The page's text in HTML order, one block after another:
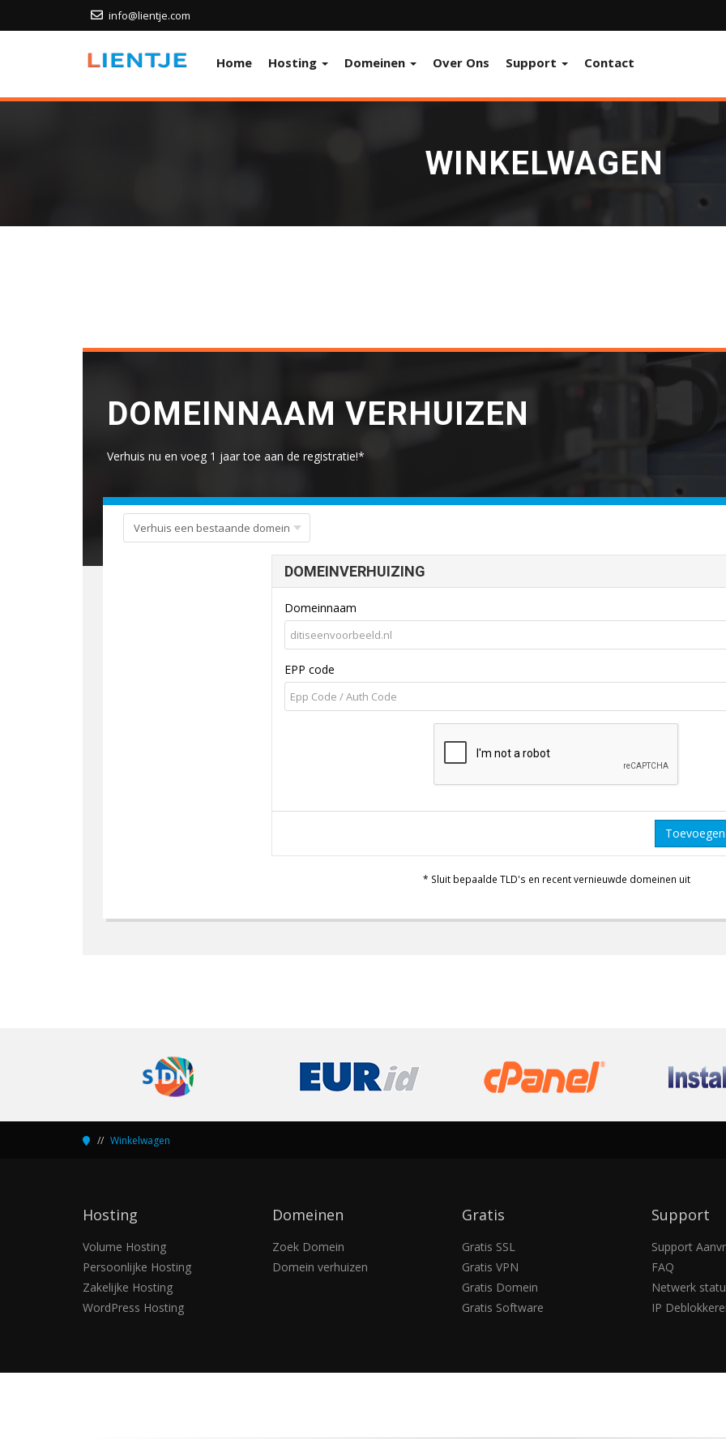
info@lientje.com
Home Hosting Domeinen Over Ons Support Contact
WINKELWAGEN
DOMEINNAAM VERHUIZEN
Verhuis nu en voeg 1 jaar toe aan de registratie!*
DOMEINVERHUIZING
Domeinnaam
EPP code
* Sluit bepaalde TLD's en recent vernieuwde domeinen uit
Winkelwagen
Hosting
Volume Hosting
Persoonlijke Hosting
Zakelijke Hosting
WordPress Hosting
Domeinen
Zoek Domein
Domein verhuizen
Gratis
Gratis SSL
Gratis VPN
Gratis Domein
Gratis Software
Support
Support
FAQ
Netwerk
IP